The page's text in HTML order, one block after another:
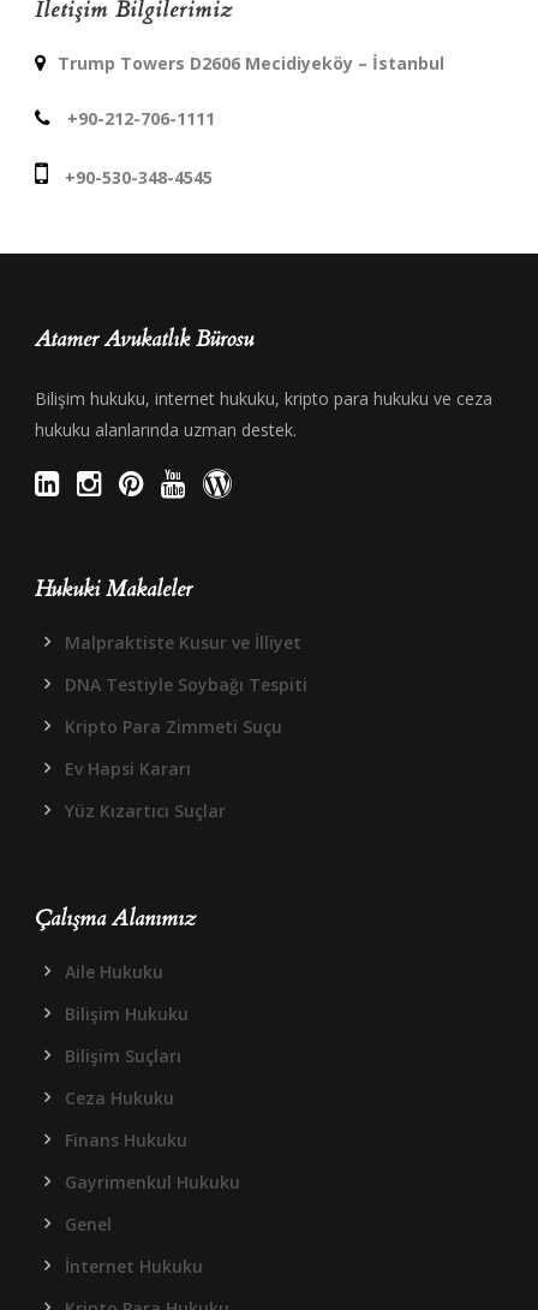
İletişim Bilgilerimiz
Trump Towers D2606 Mecidiyeköy – İstanbul
+90-212-706-1111
+90-530-348-4545
Atamer Avukatlık Bürosu
Bilişim hukuku, internet hukuku, kripto para hukuku ve ceza
hukuku alanlarında uzman destek.
Hukuki Makaleler
Malpraktiste Kusur ve İlliyet
DNA Testiyle Soybağı Tespiti
Kripto Para Zimmeti Suçu
Ev Hapsi Kararı
Yüz Kızartıcı Suçlar
Çalışma Alanımız
Aile Hukuku
Bilişim Hukuku
Bilişim Suçları
Ceza Hukuku
Finans Hukuku
Gayrimenkul Hukuku
Genel
İnternet Hukuku